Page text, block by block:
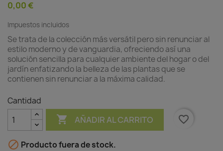
0,00 €
Impuestos incluidos
Se trata de la colección más versátil pero sin renunciar al
estilo moderno y de vanguardia, ofreciendo así una
solución sencilla para cualquier ambiente del hogar o del
jardín enfatizando la belleza de las plantas que se
contienen sin renunciar a la máxima calidad.
Cantidad
 AÑADIR AL CARRITO favorite_border
 Producto fuera de stock.